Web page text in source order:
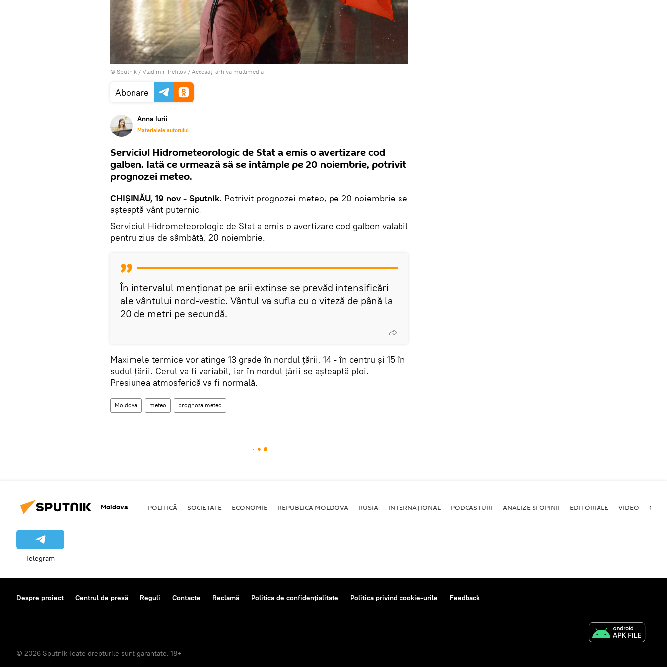
© Sputnik / Vladimir Trefilov / Accesați arhiva multimedia
Abonare
Anna Iurii
Materialele autorului
Serviciul Hidrometeorologic de Stat a emis o avertizare cod
galben. Iată ce urmează să se întâmple pe 20 noiembrie, potrivit
prognozei meteo.
CHIȘINĂU, 19 nov - Sputnik. Potrivit prognozei meteo, pe 20 noiembrie se
așteaptă vânt puternic.
Serviciul Hidrometeorologic de Stat a emis o avertizare cod galben valabil
pentru ziua de sâmbătă, 20 noiembrie.
În intervalul menționat pe arii extinse se prevăd intensificări
ale vântului nord-vestic. Vântul va sufla cu o viteză de până la
20 de metri pe secundă.
Maximele termice vor atinge 13 grade în nordul țării, 14 - în centru și 15 în
sudul țării. Cerul va fi variabil, iar în nordul țării se așteaptă ploi.
Presiunea atmosferică va fi normală.
Moldova meteo prognoza meteo
Moldova POLITICĂ SOCIETATE ECONOMIE REPUBLICA MOLDOVA RUSIA INTERNAȚIONAL PODCASTURI ANALIZE ȘI OPINII EDITORIALE VIDEO
Telegram
Despre proiect Centrul de presă Reguli Contacte Reclamă Politica de confidențialitate Politica privind cookie-urile Feedback
© 2026 Sputnik Toate drepturile sunt garantate. 18+